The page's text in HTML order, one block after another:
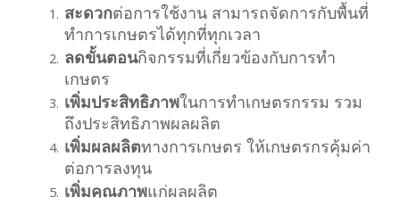
สะดวกต่อการใช้งาน สามารถจัดการกับพื้นที่
ทำการเกษตรได้ทุกที่ทุกเวลา
ลดขั้นตอนกิจกรรมที่เกี่ยวข้องกับการทำ
เกษตร
เพิ่มประสิทธิภาพในการทำเกษตรกรรม รวม
ถึงประสิทธิภาพผลผลิต
เพิ่มผลผลิตทางการเกษตร ให้เกษตรกรคุ้มค่า
ต่อการลงทุน
เพิ่มคุณภาพแก่ผลผลิต